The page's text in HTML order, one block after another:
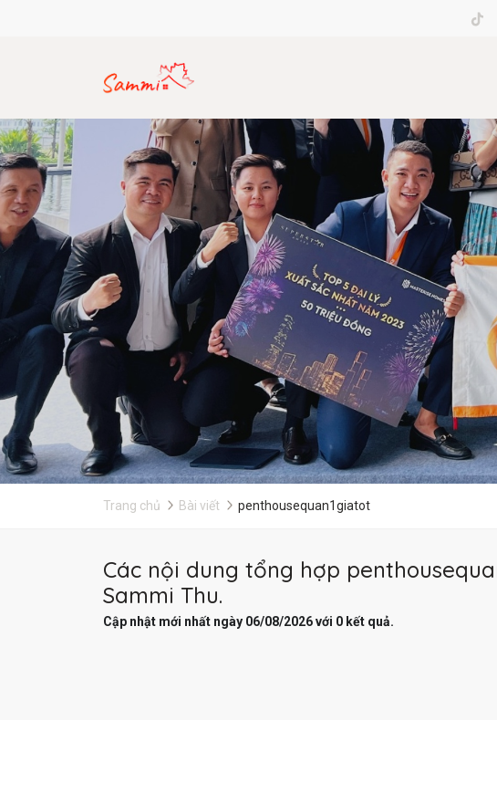
Trang chủ Bài viết penthousequan1giatot
Các nội dung tổng hợp
Sammi Thu.
Cập nhật mới nhất ngày 06/08/2026 với 0 kết quả.